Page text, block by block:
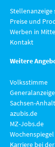
Stellenanzeige
Preise und
Werben in
Kontakt
Weitere
Volksstimme
Sachsen-
azubis.de
MZ-Jobs.de
Wochenspiegel
Karriere bei